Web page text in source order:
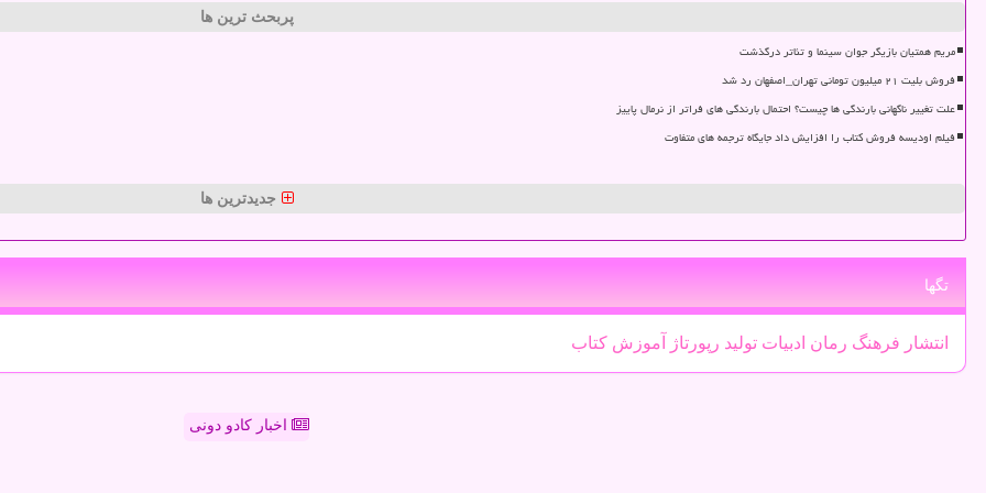
پربحث ترین ها
مریم همتیان بازیگر جوان سینما و تئاتر درگذشت
فروش بلیت ۲۱ میلیون تومانی تهران_اصفهان رد شد
علت تغییر ناگهانی بارندگی ها چیست؟ احتمال بارندگی های فراتر از نرمال پاییز
فیلم اودیسه فروش کتاب را افزایش داد جایگاه ترجمه های متفاوت
جدیدترین ها
تگها
انتشار فرهنگ رمان ادبیات تولید رپورتاژ آموزش كتاب
اخبار کادو دونی